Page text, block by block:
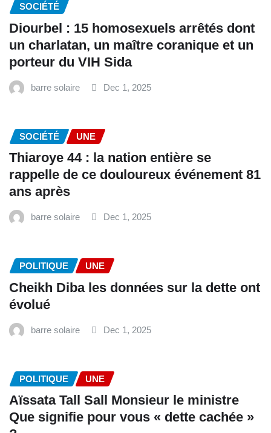
SOCIÉTÉ
Diourbel : 15 homosexuels arrêtés dont
un charlatan, un maître coranique et un
porteur du VIH Sida
barre solaire Dec 1, 2025
SOCIÉTÉ UNE
Thiaroye 44 : la nation entière se
rappelle de ce douloureux événement 81
ans après
barre solaire Dec 1, 2025
POLITIQUE UNE
Cheikh Diba les données sur la dette ont
évolué
barre solaire Dec 1, 2025
POLITIQUE UNE
Aïssata Tall Sall Monsieur le ministre
Que signifie pour vous « dette cachée »